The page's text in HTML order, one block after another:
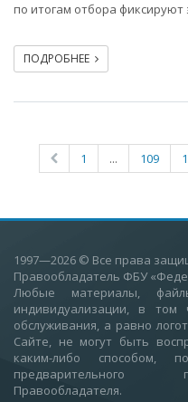
по итогам отбора фиксируют
ПОДРОБНЕЕ
1 ... 109
1997—2026 © Все права
Правообладатель ФБУ
Любые материалы,
индивидуализации, в
обслуживания, а равно
Сайте, не могут быть
каким-либо способом,
предварительного
Правообладателя.